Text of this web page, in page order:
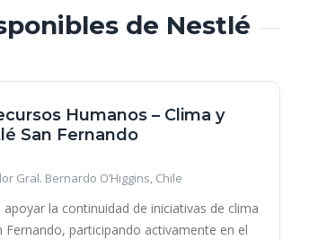
de Nestlé
Humanos – Clima y
San Fernando
Gral. Bernardo O’Higgins, Chile
la continuidad de iniciativas de clima
participando activamente en el